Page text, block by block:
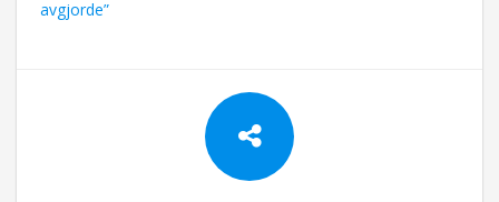
avgjorde”